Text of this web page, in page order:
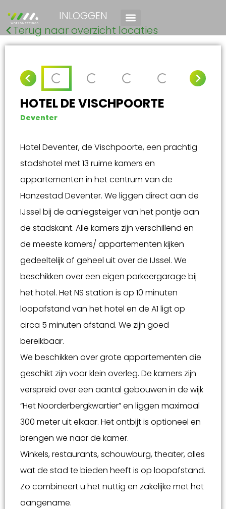
INLOGGEN
Terug naar overzicht locaties
HOTEL DE VISCHPOORTE
Deventer
Hotel Deventer, de Vischpoorte, een prachtig
stadshotel met 13 ruime kamers en
appartementen in het centrum van de
Hanzestad Deventer. We liggen direct aan de
IJssel bij de aanlegsteiger van het pontje aan
de stadskant. Alle kamers zijn verschillend en
de meeste kamers/ appartementen kijken
gedeeltelijk of geheel uit over de IJssel. We
beschikken over een eigen parkeergarage bij
het hotel. Het NS station is op 10 minuten
loopafstand van het hotel en de A1 ligt op
circa 5 minuten afstand. We zijn goed
bereikbaar.
We beschikken over grote appartementen die
geschikt zijn voor klein overleg. De kamers zijn
verspreid over een aantal gebouwen in de wijk
“Het Noorderbergkwartier” en liggen maximaal
300 meter uit elkaar. Het ontbijt is optioneel en
brengen we naar de kamer.
Winkels, restaurants, schouwburg, theater, alles
wat de stad te bieden heeft is op loopafstand.
Zo combineert u het nuttig en zakelijke met het
aangename.